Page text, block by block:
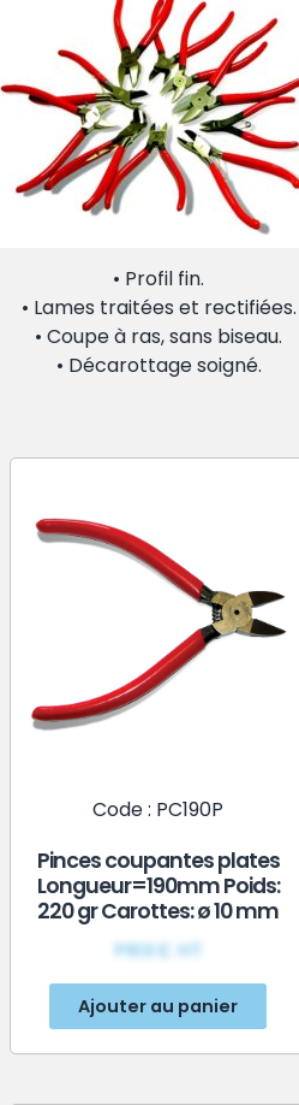
• Profil fin.
• Lames traitées et rectifiées.
• Coupe à ras, sans biseau.
• Décarottage soigné.
Code : PC190P
Pinces coupantes plates
Longueur=190mm Poids:
220 gr Carottes: ø 10 mm
PRIX€ HT
Ajouter au panier